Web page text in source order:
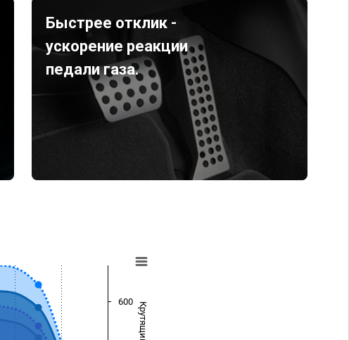
Быстрее отклик -
ускорение реакции
педали газа.
600